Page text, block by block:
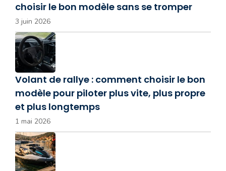
choisir le bon modèle sans se tromper
3 juin 2026
Volant de rallye : comment choisir le bon
modèle pour piloter plus vite, plus propre
et plus longtemps
1 mai 2026